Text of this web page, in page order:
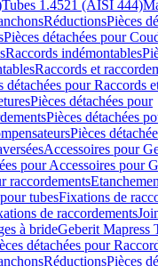
Tubes 1.4521 (AISI 444)
RéductionsPièces
Pièces détachées pour
Raccords indémontables
Raccords et
détachées pour Raccords
Pièces détachées pour
Pièces détachées
Pièces
Accessoires pour
pour Accessoires pour
raccordements
tubesFixations de
de raccordements
à brideGeberit Mapress
détachées pour
RéductionsPièces